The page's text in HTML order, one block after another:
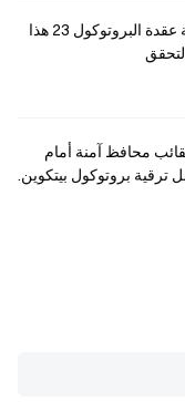
فريق مشروع Pi الأساسي: الموعد النهائي لترقية عقدة البروتوكول 23 هذا
محافظ آمنة أمام
ترقية بروتوكول بيتكوين.